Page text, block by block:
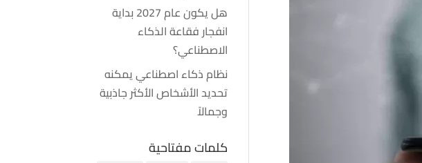
هل يكون عام 2027 بداية
انفجار فقاعة الذكاء
الاصطناعي؟
نظام ذكاء اصطناعي يمكنه
تحديد الأشخاص الأكثر جاذبية
وجمالاً
كلمات مفتاحية